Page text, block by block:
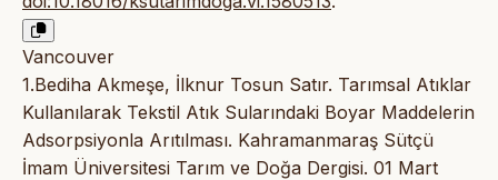
Vancouver
1.Bediha Akmeşe, İlknur Tosun Satır. Tarımsal Atıklar
Kullanılarak Tekstil Atık Sularındaki Boyar Maddelerin
Adsorpsiyonla Arıtılması. Kahramanmaraş Sütçü
İmam Üniversitesi Tarım ve Doğa Dergisi. 01 Mart